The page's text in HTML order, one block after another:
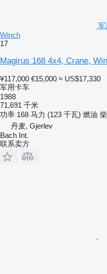
军
Winch
17
Magirus 168 4x4, Crane,
¥117,000 €15,000 ≈ US$17,330
军用卡车
1988
71,691 千米
功率 168 马力 (123 千瓦) 燃油
丹麦, Gjerlev
Bach Int.
联系卖方